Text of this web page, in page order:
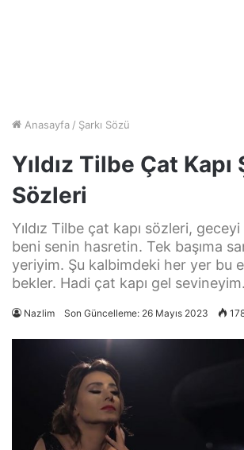
Anasayfa / Şarkı Sözü
Yıldız Tilbe Çat Kapı
Sözleri
Yıldız Tilbe çat kapı sözleri,
beni senin hasretin. Tek başıma
yeriyim. Şu kalbimdeki her yer bu
bekler. Hadi çat kapı gel sevineyim.
Nazlim Son Güncelleme: 26 Mayıs 2023